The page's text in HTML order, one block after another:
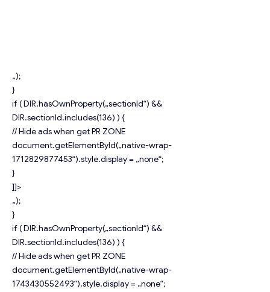
„);
}
if ( DIR.hasOwnProperty(„sectionId“) &&
DIR.sectionId.includes(136) ) {
// Hide ads when get PR ZONE
document.getElementById(„native-wrap-
1712829877453“).style.display = „none“;
}
]]>
„);
}
if ( DIR.hasOwnProperty(„sectionId“) &&
DIR.sectionId.includes(136) ) {
// Hide ads when get PR ZONE
document.getElementById(„native-wrap-
1743430552493“).style.display = „none“;